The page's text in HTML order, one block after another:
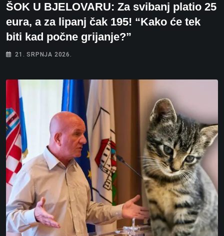
ŠOK U BJELOVARU: Za svibanj platio 25
eura, a za lipanj čak 195! “Kako će tek
biti kad počne grijanje?”
21. SRPNJA 2026.